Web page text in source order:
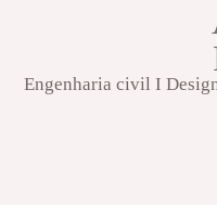
Engenharia civil I